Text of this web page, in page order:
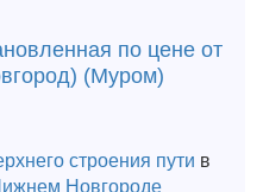
по цене от
(Муром)
строения пути в
Новгороде